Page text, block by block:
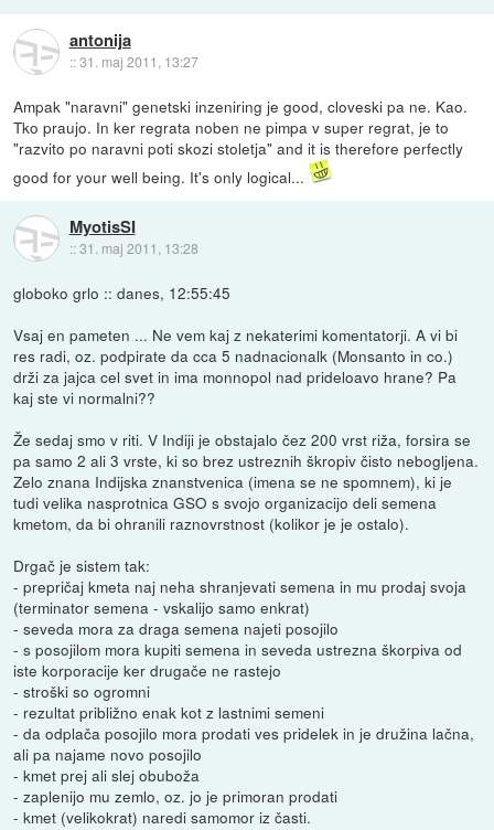
antonija
::31. maj 2011, 13:27
Ampak "naravni" genetski inzeniring je good, cloveski pa ne. Kao.
Tko praujo. In ker regrata noben ne pimpa v super regrat, je to
"razvito po naravni poti skozi stoletja" and it is therefore perfectly
good for your well being. It's only logical...
MyotisSI
::31. maj 2011, 13:28
globoko grlo :: danes, 12:55:45
Vsaj en pameten ... Ne vem kaj z nekaterimi komentatorji. A vi bi
res radi, oz. podpirate da cca 5 nadnacionalk (Monsanto in co.)
drži za jajca cel svet in ima monnopol nad prideloavo hrane? Pa
kaj ste vi normalni??
Že sedaj smo v riti. V Indiji je obstajalo čez 200 vrst riža, forsira se
pa samo 2 ali 3 vrste, ki so brez ustreznih škropiv čisto nebogljena.
Zelo znana Indijska znanstvenica (imena se ne spomnem), ki je
tudi velika nasprotnica GSO s svojo organizacijo deli semena
kmetom, da bi ohranili raznovrstnost (kolikor je je ostalo).
Drgač je sistem tak:
- prepričaj kmeta naj neha shranjevati semena in mu prodaj svoja
(terminator semena - vskalijo samo enkrat)
- seveda mora za draga semena najeti posojilo
- s posojilom mora kupiti semena in seveda ustrezna škorpiva od
iste korporacije ker drugače ne rastejo
- stroški so ogromni
- rezultat približno enak kot z lastnimi semeni
- da odplača posojilo mora prodati ves pridelek in je družina lačna,
ali pa najame novo posojilo
- kmet prej ali slej obuboža
- zaplenijo mu zemlo, oz. jo je primoran prodati
- kmet (velikokrat) naredi samomor iz časti.